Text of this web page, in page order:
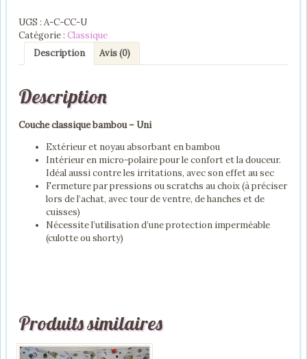
bambou
-
UGS : A-C-CC-U
Catégorie : Classique
Description
Avis (0)
Description
Couche classique bambou – Uni
Extérieur et noyau absorbant en bambou
Intérieur en micro-polaire pour le confort et la douceur.
Idéal aussi contre les irritations, avec son effet au sec
Fermeture par pressions ou scratchs au choix (à préciser
lors de l’achat, avec tour de ventre, de hanches et de
cuisses)
Nécessite l’utilisation d’une protection imperméable
(culotte ou shorty)
Produits similaires